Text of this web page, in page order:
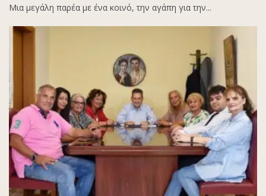
Μια μεγάλη παρέα με ένα κοινό, την αγάπη για την...